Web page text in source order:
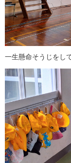
一生懸命そうじをし